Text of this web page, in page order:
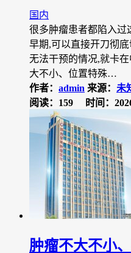
国内
很多肿瘤患者都陷入过
早期,可以直接开刀彻
无法干预的情况,就卡
大不小、位置特殊…
作者： admin 来源： 未
阅读：159
时间：
肿瘤不大不小